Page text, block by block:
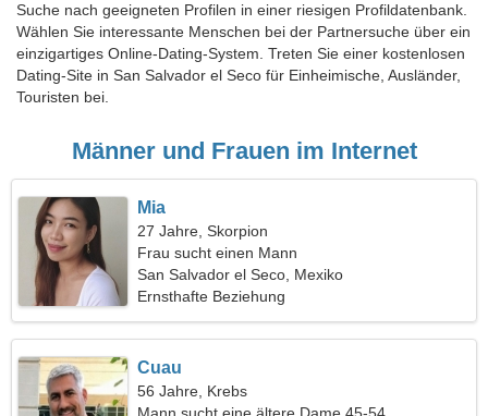
Suche nach geeigneten Profilen in einer riesigen Profildatenbank.
Wählen Sie interessante Menschen bei der Partnersuche über ein
einzigartiges Online-Dating-System. Treten Sie einer kostenlosen
Dating-Site in San Salvador el Seco für Einheimische, Ausländer,
Touristen bei.
Männer und Frauen im Internet
Mia
27 Jahre, Skorpion
Frau sucht einen Mann
San Salvador el Seco, Mexiko
Ernsthafte Beziehung
Cuau
56 Jahre, Krebs